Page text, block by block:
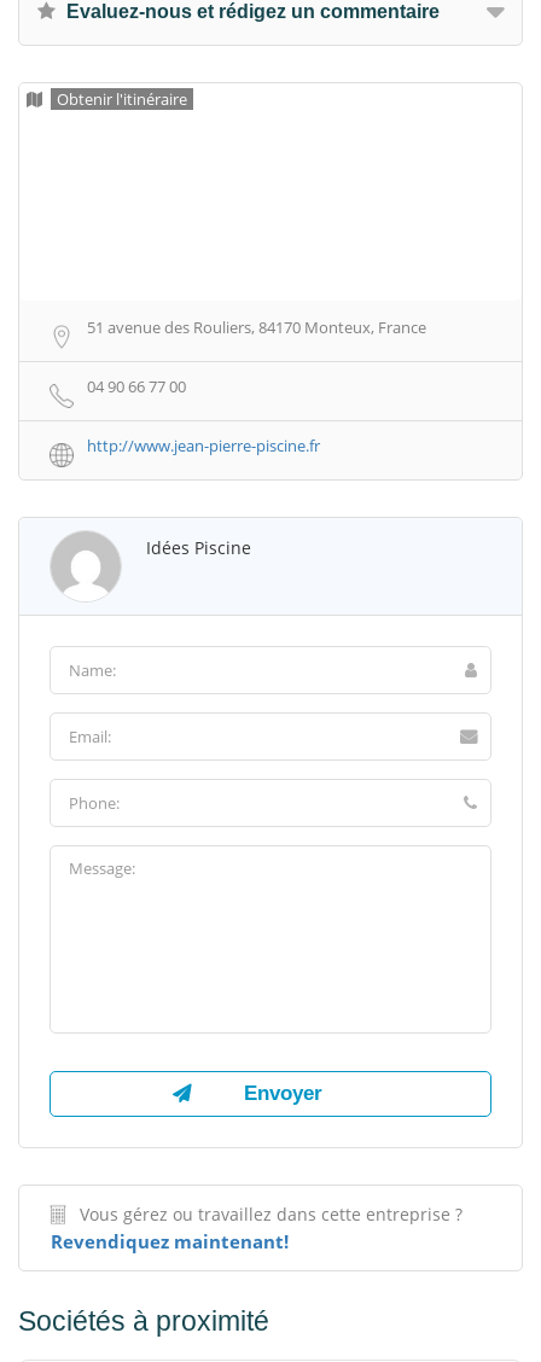
Evaluez-nous et rédigez un commentaire
Obtenir l'itinéraire
51 avenue des Rouliers, 84170 Monteux, France
04 90 66 77 00
http://www.jean-pierre-piscine.fr
Idées Piscine
Vous gérez ou travaillez dans cette entreprise ?
Revendiquez maintenant!
Sociétés à proximité